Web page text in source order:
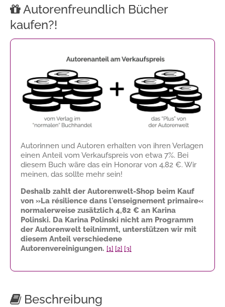
Autorenfreundlich Bücher
kaufen?!
Autorinnen und Autoren erhalten von ihren Verlagen
einen Anteil vom Verkaufspreis von etwa 7%. Bei
diesem Buch wäre das ein Honorar von 4,82 €. Wir
meinen, das sollte mehr sein!
Deshalb zahlt der Autorenwelt-Shop beim Kauf
von »La résilience dans l'enseignement primaire«
normalerweise zusätzlich 4,82 € an Karina
Polinski. Da Karina Polinski nicht am Programm
der Autorenwelt teilnimmt, unterstützen wir mit
diesem Anteil verschiedene
Autorenvereinigungen. [1] [2] [3]
Beschreibung